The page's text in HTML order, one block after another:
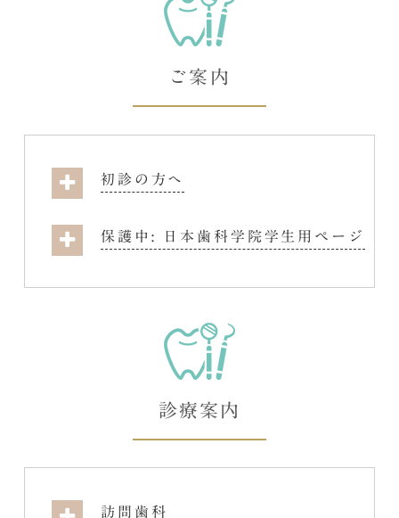
ご案内
初診の方へ
保護中: 日本歯科学院学生用ページ
診療案内
訪問歯科